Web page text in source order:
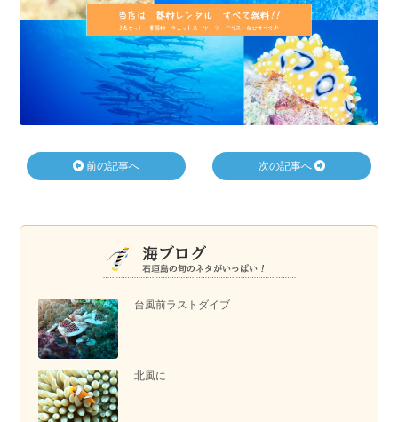
台風前ラストダイブ
北風に
前の記事へ 次の記事へ